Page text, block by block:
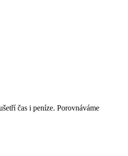
čas i peníze. Porovnáváme